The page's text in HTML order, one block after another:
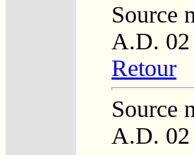
Source
A.D. 02
Retour
Source
A.D. 02